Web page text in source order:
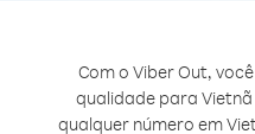
Com o Viber Out,
qualidade para Vietnã
qualquer número em